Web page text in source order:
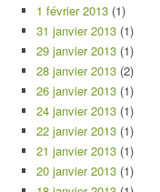
1 février 2013 (1)
31 janvier 2013 (1)
29 janvier 2013 (1)
28 janvier 2013 (2)
26 janvier 2013 (1)
24 janvier 2013 (1)
22 janvier 2013 (1)
21 janvier 2013 (1)
20 janvier 2013 (1)